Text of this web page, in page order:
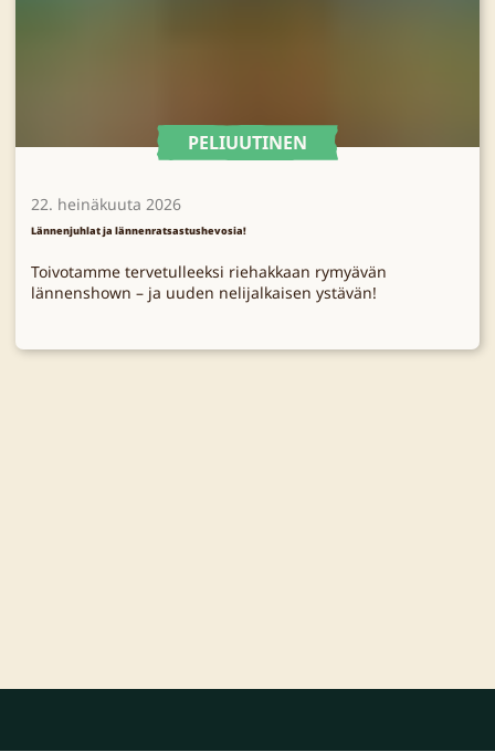
PELIUUTINEN
22. heinäkuuta 2026
Lännenjuhlat ja lännenratsastushevosia!
Toivotamme tervetulleeksi riehakkaan rymyävän
lännenshown – ja uuden nelijalkaisen ystävän!